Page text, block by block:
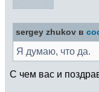
sergey zhukov в
Я думаю, что да.
С чем вас и